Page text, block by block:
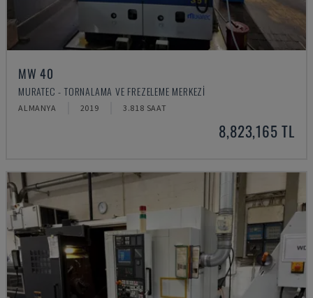
MW 40
MURATEC - TORNALAMA VE FREZELEME MERKEZI
ALMANYA 2019 3.818 SAAT
8,823,165 TL